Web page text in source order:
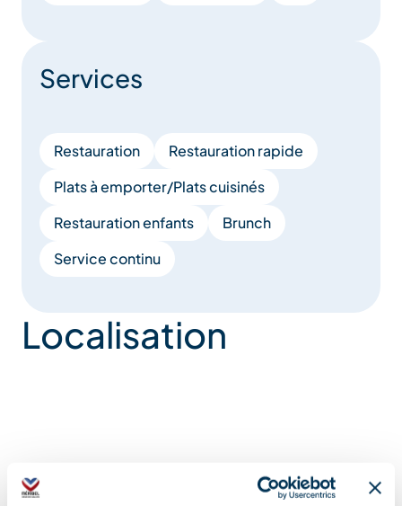
Services
Restauration
Restauration rapide
Plats à emporter/Plats cuisinés
Restauration enfants
Brunch
Service continu
Localisation